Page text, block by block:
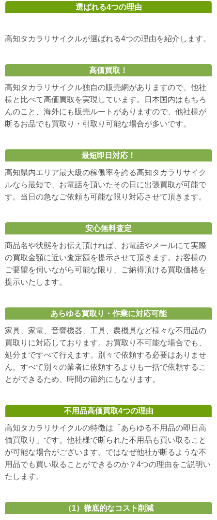
選ばれる4つの理由
高知タカラリサイクルが選ばれる4つの理由を紹介します。
高価買取！
高知タカラリサイクル独自の販売網がありますので、他社
様と比べて高価買取を実現しています。日本国内はもちろ
んのこと、海外にも販売ルートがありますので、他社様が
断るお品でも買取り・引取り可能な場合が多いです。
最短即日対応！
高知県内エリア最大級の稼働率を誇る高知タカラリサイク
ルなら最短で、お電話を頂いたその日に出張買取が可能で
す。当日の急なご依頼も可能な限り対応させて頂きます。
安心無料査定
商品名や状態をお伝え頂ければ、お電話やメールにて実際
の買取金額に近い査定額を提示させて頂きます。お客様の
ご要望を伺いながら可能な限り、ご納得頂ける買取価格を
提示いたします。
あらゆる買取り・作業に対応可能
家具、家電、音響機器、工具、農機具など様々な不用品の
買取りに対応しております。お買取り不可能な場合でも、
処分まですべて行えます。別々で依頼する必要はありませ
ん。すべて別々の業者に依頼するよりも一括で依頼するこ
とができるため、時間の節約にもなります。
不用品高価買取4つの理由
高知タカラリサイクルの特徴は「あらゆる不用品の即日高
価買取り」です。他社様で断られた不用品も買い取ること
が可能な場合がございます。ではなぜ他社が断るような不
用品でも買い取ることができるのか？4つの理由をご説明い
たします。
（1）徹底的なコスト削減